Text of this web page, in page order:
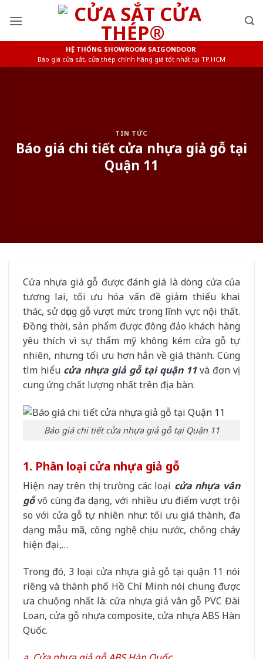
HỆ THỐNG SHOWROOM SAIGONDOOR
Báo giá cửa sắt, cửa thép chính hãng giá tốt nhất tại TP.HCM
TIN TỨC
Báo giá chi tiết cửa nhựa giả gỗ tại
Quận 11
Cửa nhựa giả gỗ được đánh giá là dòng cửa của
tương lai, tối ưu hóa vấn đề giảm thiểu khai
thác, sử dụng gỗ vượt mức trong lĩnh vực nội thất.
Đồng thời, sản phẩm được đông đảo khách hàng
yêu thích vì sự thẩm mỹ không kém cửa gỗ tự
nhiên, nhưng tối ưu hơn hẳn về giá thành. Cùng
tìm hiểu cửa nhựa giả gỗ tại quận 11và đơn vị
cung ứng chất lượng nhất trên địa bàn.
Báo giá chi tiết cửa nhựa giả gỗ tại Quận 11
1. Phân loại cửa nhựa giả gỗ
Hiện nay trên thị trường các loại cửa nhựa vân
gỗ vô cùng đa dạng, với nhiều ưu điểm vượt trội
so với cửa gỗ tự nhiên như: tối ưu giá thành, đa
dạng mẫu mã, công nghệ chịu nước, chống cháy
hiện đại,…
Trong đó, 3 loại cửa nhựa giả gỗ tại quận 11 nói
riêng và thành phố Hồ Chí Minh nói chung được
ưa chuộng nhất là: cửa nhựa giả vân gỗ PVC Đài
Loan, cửa gỗ nhựa composite, cửa nhựa ABS Hàn
Quốc.